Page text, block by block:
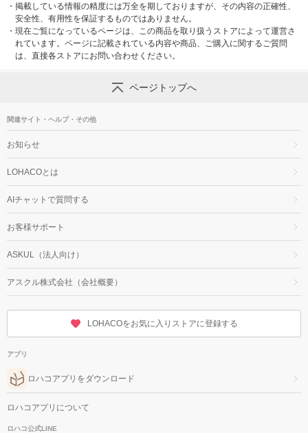
・ 掲載している情報の精度には万全を期しておりますが、その内容の正確性、
安全性、有用性を保証するものではありません。
・ 現在ご覧になっているページは、この商品を取り扱うストアによって運営さ
れています。ページに記載されている内容や商品、ご購入に関するご質問
は、直接各ストアにお問い合わせください。
ページトップへ
関連サイト・ヘルプ・その他
お知らせ
LOHACOとは
AIチャットで質問する
お客様サポート
ASKUL（法人向け）
アスクル株式会社（会社概要）
LOHACOをお気に入りストアに登録する
アプリ
ロハコアプリをダウンロード
ロハコアプリについて
ロハコ公式LINE